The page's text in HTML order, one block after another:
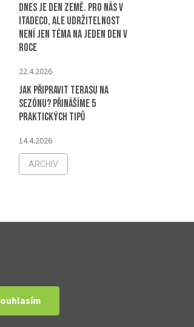
Dnes je Den Země. Pro nás v
ITADECO, ale udržitelnost
není jen téma na jeden den v
roce
22.4.2026
Jak připravit terasu na
sezónu? Přinášíme 5
praktických tipů
14.4.2026
ARCHIV